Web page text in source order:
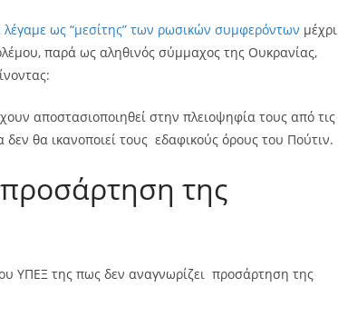
λέγαμε ως “μεσίτης” των ρωσικών συμφερόντων μέχρι
παρά ως αληθινός σύμμαχος της Ουκρανίας,
αποστασιοποιηθεί στην πλειοψηφία τους από τις
θα ικανοποιεί τους εδαφικούς όρους του Πούτιν.
της
ΥΠΕΞ της πως δεν αναγνωρίζει προσάρτηση της